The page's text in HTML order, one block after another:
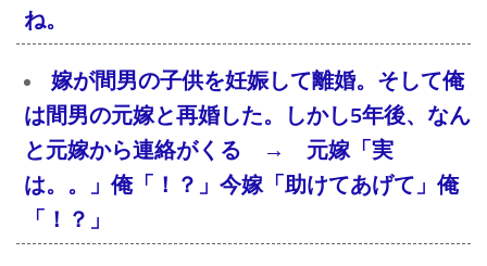
ね。
嫁が間男の子供を妊娠して離婚。そして俺
は間男の元嫁と再婚した。しかし5年後、なん
と元嫁から連絡がくる → 元嫁「実
は。。」俺「！？」今嫁「助けてあげて」俺
「！？」